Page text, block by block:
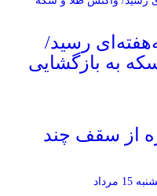
رسید/
به بازگشایی
از سقف چند